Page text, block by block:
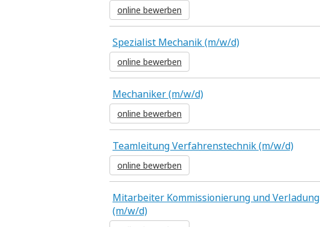
online bewerben
Spezialist Mechanik (m/w/d)
online bewerben
Mechaniker (m/w/d)
online bewerben
Teamleitung Verfahrenstechnik (m/w/d)
online bewerben
Mitarbeiter Kommissionierung und Verladung
(m/w/d)